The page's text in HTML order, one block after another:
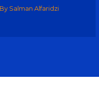
Salman Alfaridzi